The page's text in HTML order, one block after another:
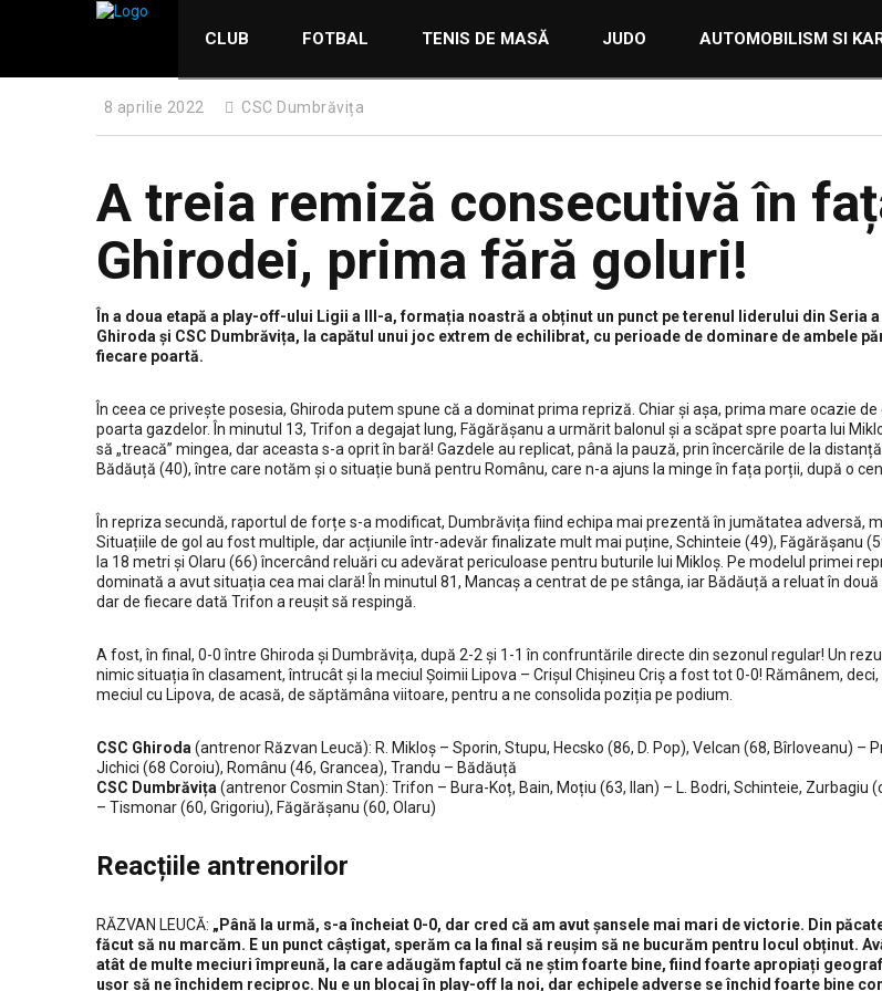
CLUB FOTBAL TENIS DE MASĂ JUDO AUTOMOBILISM SI
8 aprilie 2022 CSC Dumbrăvița
A treia remiză consecutivă în
Ghirodei, prima fără goluri!
În a doua etapă a play-off-ului Ligii a III-a, formația noastră a obținut un punct pe terenul liderului din Seria
Ghiroda și CSC Dumbrăvița, la capătul unui joc extrem de echilibrat, cu perioade de dominare de ambele
fiecare poartă.
În ceea ce privește posesia, Ghiroda putem spune că a dominat prima repriză. Chiar și așa, prima mare ocazie
poarta gazdelor. În minutul 13, Trifon a degajat lung, Făgărășanu a urmărit balonul și a scăpat spre poarta lui
să „treacă” mingea, dar aceasta s-a oprit în bară! Gazdele au replicat, până la pauză, prin încercările de la
Bădăuță (40), între care notăm și o situație bună pentru Românu, care n-a ajuns la minge în fața porții, după o
În repriza secundă, raportul de forțe s-a modificat, Dumbrăvița fiind echipa mai prezentă în jumătatea adversă,
Situațiile de gol au fost multiple, dar acțiunile într-adevăr finalizate mult mai puține, Schinteie (49), Făgărășanu
la 18 metri și Olaru (66) încercând reluări cu adevărat periculoase pentru buturile lui Mikloș. Pe modelul primei
dominată a avut situația cea mai clară! În minutul 81, Mancaș a centrat de pe stânga, iar Bădăuță a reluat în
dar de fiecare dată Trifon a reușit să respingă.
A fost, în final, 0-0 între Ghiroda și Dumbrăvița, după 2-2 și 1-1 în confruntările directe din sezonul regular! Un
nimic situația în clasament, întrucât și la meciul Șoimii Lipova – Crișul Chișineu Criș a fost tot 0-0! Rămânem,
meciul cu Lipova, de acasă, de săptămâna viitoare, pentru a ne consolida poziția pe podium.
CSC Ghiroda (antrenor Răzvan Leucă): R. Mikloș – Sporin, Stupu, Hecsko (86, D. Pop), Velcan (68, Bîrloveanu) –
Jichici (68 Coroiu), Românu (46, Grancea), Trandu – Bădăuță
CSC Dumbrăvița (antrenor Cosmin Stan): Trifon – Bura-Koț, Bain, Moțiu (63, Ilan) – L. Bodri, Schinteie, Zurbagiu
– Tismonar (60, Grigoriu), Făgărășanu (60, Olaru)
Reacțiile antrenorilor
RĂZVAN LEUCĂ: „Până la urmă, s-a încheiat 0-0, dar cred că am avut șansele mai mari de victorie. Din
făcut să nu marcăm. E un punct câștigat, sperăm ca la final să reușim să ne bucurăm pentru locul obținut.
atât de multe meciuri împreună, la care adăugăm faptul că ne știm foarte bine, fiind foarte apropiați
ușor să ne închidem reciproc. Nu e un blocaj în play-off la noi, dar echipele adverse se închid foarte bine